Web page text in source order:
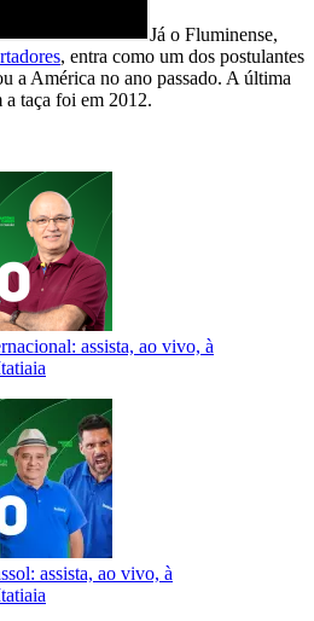
Já o Fluminense,
, entra como um dos postulantes
a América no ano passado. A última
taça foi em 2012.
assista, ao vivo, à
assista, ao vivo, à